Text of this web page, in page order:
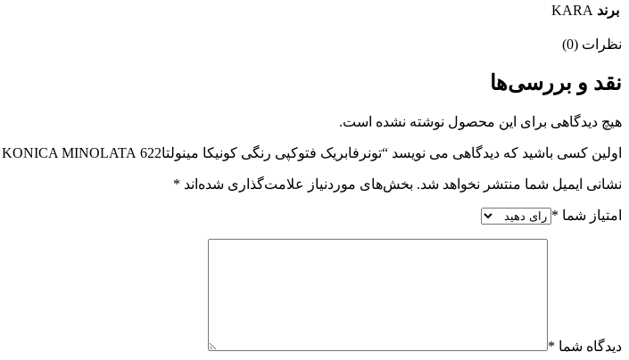
برند KARA
نظرات (0)
نقد و بررسی‌ها
هیچ دیدگاهی برای این محصول نوشته نشده است.
اولین کسی باشید که دیدگاهی می نویسد “تونرفابریک فتوکپی رنگی کونیکا مینولتا622 TONER KONICA MINOLATA”
نشانی ایمیل شما منتشر نخواهد شد. بخش‌های موردنیاز علامت‌گذاری شده‌اند *
امتیاز شما *
دیدگاه شما *